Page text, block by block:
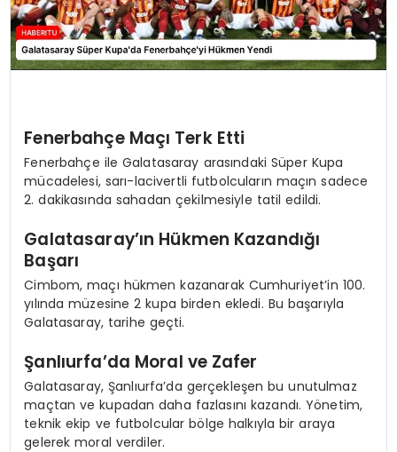
Fenerbahçe Maçı Terk Etti
Fenerbahçe ile Galatasaray arasındaki Süper Kupa
mücadelesi, sarı-lacivertli futbolcuların maçın sadece
2. dakikasında sahadan çekilmesiyle tatil edildi.
Galatasaray’ın Hükmen Kazandığı
Başarı
Cimbom, maçı hükmen kazanarak Cumhuriyet’in 100.
yılında müzesine 2 kupa birden ekledi. Bu başarıyla
Galatasaray, tarihe geçti.
Şanlıurfa’da Moral ve Zafer
Galatasaray, Şanlıurfa’da gerçekleşen bu unutulmaz
maçtan ve kupadan daha fazlasını kazandı. Yönetim,
teknik ekip ve futbolcular bölge halkıyla bir araya
gelerek moral verdiler.